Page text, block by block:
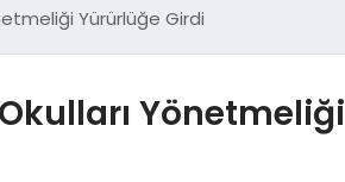
Yürürlüğe Girdi
Yönetmeliği